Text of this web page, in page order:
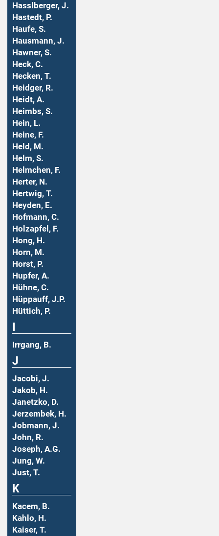
Hasslberger, J.
Hastedt, P.
Haufe, S.
Hausmann, J.
Hawner, S.
Heck, C.
Hecken, T.
Heidger, R.
Heidt, A.
Heimbs, S.
Hein, L.
Heine, F.
Held, M.
Helm, S.
Helmchen, F.
Herter, N.
Hertwig, T.
Heyden, E.
Hofmann, C.
Holzapfel, F.
Hong, H.
Horn, M.
Horst, P.
Hupfer, A.
Hühne, C.
Hüppauff, J.P.
Hüttich, P.
Irrgang, B.
J
Jacobi, J.
Jakob, H.
Janetzko, D.
Jerzembek, H.
Jobmann, J.
John, R.
Joseph, A.G.
Jung, W.
Just, T.
K
Kacem, B.
Kahlo, H.
Kaiser, T.